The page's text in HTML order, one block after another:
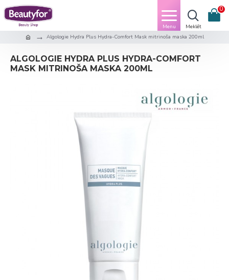
0
Algologie Hydra Plus Hydra-Comfort Mask mitrinoša maska 200ml
ALGOLOGIE HYDRA PLUS HYDRA-COMFORT
MASK MITRINOŠA MASKA 200ML